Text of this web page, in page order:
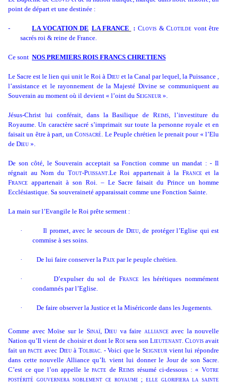
point de départ et une destinée :
- LA VOCATION DE LA FRANCE : Clovis & Clotilde vont être
sacrés roi & reine de France.
Ce sont NOS PREMIERS ROIS FRANCS CHRETIENS
Le Sacre est le lien qui unit le Roi à Dieu et la Canal par lequel, la Puissance ,
l’assistance et le rayonnement de la Majesté Divine se communiquent au
Souverain au moment où il devient « l’oint du Seigneur ».
Jésus-Christ lui conférait, dans la Basilique deReims, l’investiture du
Royaume. Un caractère sacré s’imprimait sur toute la personne royale et en
faisait un être à part, unConsacré. Le Peuple chrétien le prenait pour « l’Elu
de Dieu ».
De son côté, le Souverain acceptait sa Fonction comme un mandat : - Il
régnait au Nom du Tout-Puissant.Le Roi appartenait à la France et la
France appartenait à son Roi. – Le Sacre faisait du Prince un homme
Ecclésiastique. Sa souveraineté apparaissait comme une Fonction Sainte.
La main sur l’Evangile le Roi prête serment :
· Il promet, avec le secours de Dieu, de protéger l’Eglise qui est
commise à ses soins.
· De lui faire conserver la Paix par le peuple chrétien.
· D’expulser du sol de France les hérétiques nommément
condamnés par l’Eglise.
· De faire observer la Justice et la Miséricorde dans les Jugements.
Comme avec Moïse sur le Sinaï, Dieu va faire alliance avec la nouvelle
Nation qu’Il vient de choisir et dont leRoi sera son Lieutenant. Clovisavait
fait unpacte avec Dieuà Tolbiac.- Voici que leSeigneur vient lui répondre
dans cette nouvelle Alliance qu’Il vient lui donner le Jour de son Sacre.
C’est ce que l’on appelle lepacte deReims résumé ci-dessous : «Votre
postérité gouvernera noblement ce royaume ; elle glorifiera la sainte